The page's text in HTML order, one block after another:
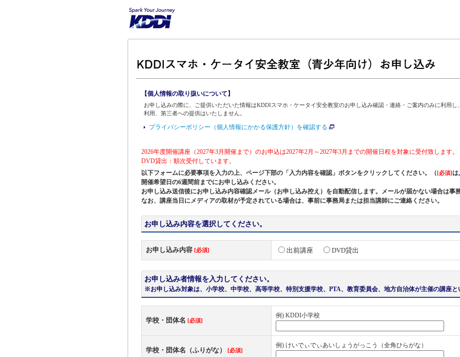
【個人情報の取り扱いについて】
お申し込みの際に、ご提供いただいた情報はKDDIスマホ・ケータイ安全教室のお申し込み確認・連絡・ご案内のみに利用
利用、第三者への提供はいたしません。
プライバシーポリシー（個人情報にかかる保護方針）を確認する
2026年度開催講座（2027年3月開催まで）のお申込は2027年2月～2027年3月までの開催日程を対象に受付致します。
DVD貸出：順次受付しています。
以下フォームに必要事項を入力の上、ページ下部の「入力内容を確認」ボタンをクリックしてください。（[必須]は
開催希望日の6週間前までにお申し込みください。
お申し込み送信後にお申し込み内容確認メール（お申し込み控え）を自動配信します。メールが届かない場合は事
なお、講座当日にメディアの取材が予定されている場合は、事前に事務局または担当講師にご連絡ください。
お申し込み内容を選択してください。
お申し込み内容 [必須] 出前講座 DVD貸出
お申し込み者情報を入力してください。
※お申し込み対象は、小学校、中学校、高等学校、特別支援学校、PTA、教育委員会、地方自治体が主催の講座と
学校・団体名 [必須]
例) KDDI小学校
学校・団体名（ふりがな） [必須]
例) けいでぃでぃあいしょうがっこう（全角ひらがな）